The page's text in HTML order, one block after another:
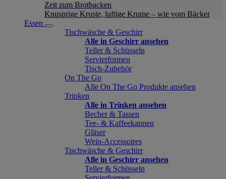
Zeit zum Brotbacken
Knusprige Kruste, luftige Krume – wie vom Bäcker
Essen
Tischwäsche & Geschirr
Alle in Geschirr ansehen
Teller & Schüsseln
Servierformen
Tisch-Zubehör
On The Go
Alle On The Go Produkte ansehen
Trinken
Alle in Trinken ansehen
Becher & Tassen
Tee- & Kaffeekannen
Gläser
Wein-Accessoires
Tischwäsche & Geschirr
Alle in Geschirr ansehen
Teller & Schüsseln